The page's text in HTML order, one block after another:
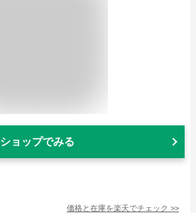
ショップでみる
価格と在庫を楽天でチェック >>